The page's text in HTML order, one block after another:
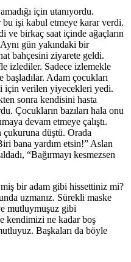
için utanıyordu.
işi kabul etmeye karar verdi.
ve birkaç saat içinde ağaçların
gün yakındaki bir
bahçesini ziyarete geldi.
izlediler. Sadece izlemekle
başladılar. Adam çocukları
için verilen yiyecekleri yedi.
sonra kendisini hasta
Çocukların bazıları hala onu
devam etmeye çalıştı.
çukuruna düştü. Orada
bana yardım etsin!” Aslan
“Bağırmayı kesmezsen
bir adam gibi hissettiniz mi?
uzmanız. Sürekli maske
mutluymuşuz gibi
kendimizi ne kadar boş
Başkaları da böyle